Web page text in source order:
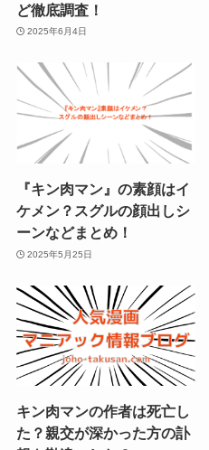
ど徹底調査！
2025年6月4日
『キン肉マン』の素顔はイ
ケメン？スグルの顔出しシ
ーンなどまとめ！
2025年5月25日
キン肉マンの作者は死亡し
た？親交が深かった方の訃